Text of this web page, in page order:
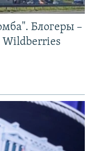
Блогеры –
Wildberries